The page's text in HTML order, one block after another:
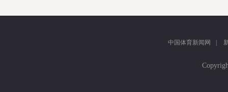
中国体育新闻网 |